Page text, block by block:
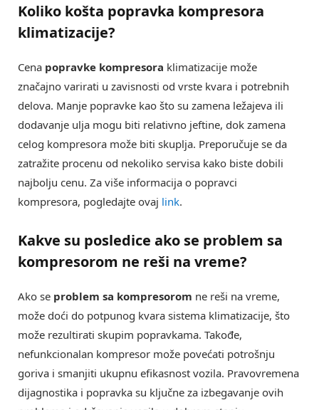
Koliko košta popravka kompresora
klimatizacije?
Cena popravke kompresora klimatizacije može
značajno varirati u zavisnosti od vrste kvara i potrebnih
delova. Manje popravke kao što su zamena ležajeva ili
dodavanje ulja mogu biti relativno jeftine, dok zamena
celog kompresora može biti skuplja. Preporučuje se da
zatražite procenu od nekoliko servisa kako biste dobili
najbolju cenu. Za više informacija o popravci
kompresora, pogledajte ovaj link.
Kakve su posledice ako se problem sa
kompresorom ne reši na vreme?
Ako se problem sa kompresorom ne reši na vreme,
može doći do potpunog kvara sistema klimatizacije, što
može rezultirati skupim popravkama. Takođe,
nefunkcionalan kompresor može povećati potrošnju
goriva i smanjiti ukupnu efikasnost vozila. Pravovremena
dijagnostika i popravka su ključne za izbegavanje ovih